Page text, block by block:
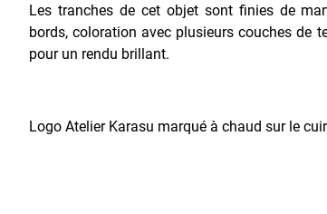
Les tranches de cet objet sont finies de
bords, coloration avec plusieurs couches de
pour un rendu brillant.
Logo Atelier Karasu marqué à chaud sur le